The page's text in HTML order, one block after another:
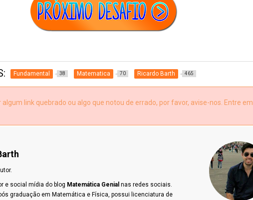
Fundamental 38 Matematica 70 Ricardo Barth 465
link quebrado ou algo que notou de errado, por favor, avise-nos. Entre em
e social mídia do blog Matemática Genial nas redes sociais.
graduação em Matemática e Física, possui licenciatura de